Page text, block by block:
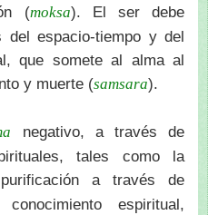
(moksa). El ser debe
del espacio-tiempo y del
que somete al alma al
y muerte (samsara).
negativo, a través de
tales como la
a través de
espiritual,